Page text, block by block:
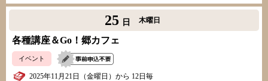
25 日 木曜日
各種講座＆Go！郷カフェ
イベント
2025年11月21日（金曜日）から 12日毎